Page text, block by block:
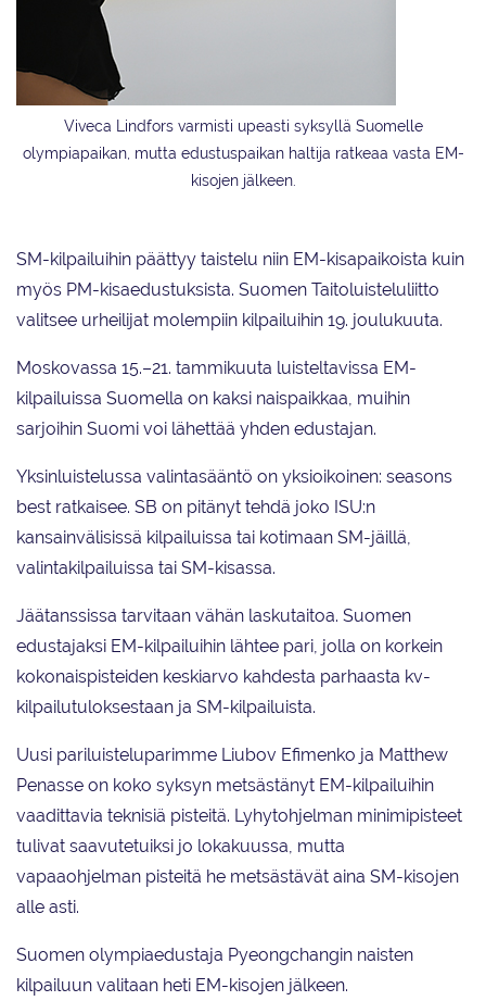
Viveca Lindfors varmisti upeasti syksyllä Suomelle
olympiapaikan, mutta edustuspaikan haltija ratkeaa vasta EM-
kisojen jälkeen.
SM-kilpailuihin päättyy taistelu niin EM-kisapaikoista kuin
myös PM-kisaedustuksista. Suomen Taitoluisteluliitto
valitsee urheilijat molempiin kilpailuihin 19. joulukuuta.
Moskovassa 15.–21. tammikuuta luisteltavissa EM-
kilpailuissa Suomella on kaksi naispaikkaa, muihin
sarjoihin Suomi voi lähettää yhden edustajan.
Yksinluistelussa valintasääntö on yksioikoinen: seasons
best ratkaisee. SB on pitänyt tehdä joko ISU:n
kansainvälisissä kilpailuissa tai kotimaan SM-jäillä,
valintakilpailuissa tai SM-kisassa.
Jäätanssissa tarvitaan vähän laskutaitoa. Suomen
edustajaksi EM-kilpailuihin lähtee pari, jolla on korkein
kokonaispisteiden keskiarvo kahdesta parhaasta kv-
kilpailutuloksestaan ja SM-kilpailuista.
Uusi pariluisteluparimme Liubov Efimenko ja Matthew
Penasse on koko syksyn metsästänyt EM-kilpailuihin
vaadittavia teknisiä pisteitä. Lyhytohjelman minimipisteet
tulivat saavutetuiksi jo lokakuussa, mutta
vapaaohjelman pisteitä he metsästävät aina SM-kisojen
alle asti.
Suomen olympiaedustaja Pyeongchangin naisten
kilpailuun valitaan heti EM-kisojen jälkeen.